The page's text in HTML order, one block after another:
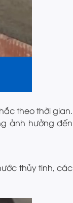
theo thời gian.
ảnh hưởng đến
thủy tinh, các